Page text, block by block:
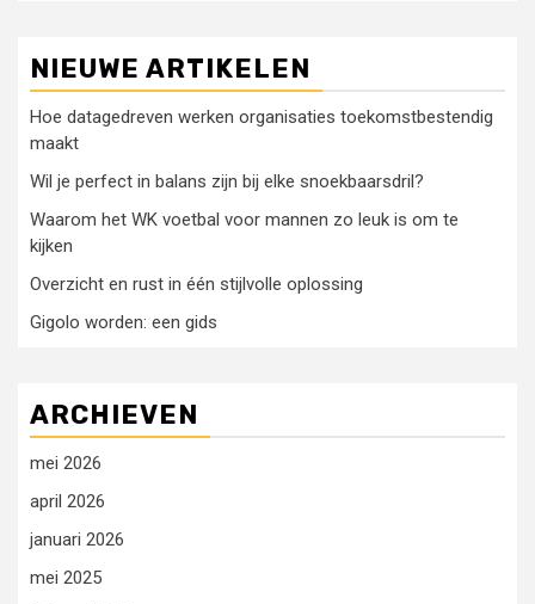
NIEUWE ARTIKELEN
Hoe datagedreven werken organisaties toekomstbestendig
maakt
Wil je perfect in balans zijn bij elke snoekbaarsdril?
Waarom het WK voetbal voor mannen zo leuk is om te
kijken
Overzicht en rust in één stijlvolle oplossing
Gigolo worden: een gids
ARCHIEVEN
mei 2026
april 2026
januari 2026
mei 2025